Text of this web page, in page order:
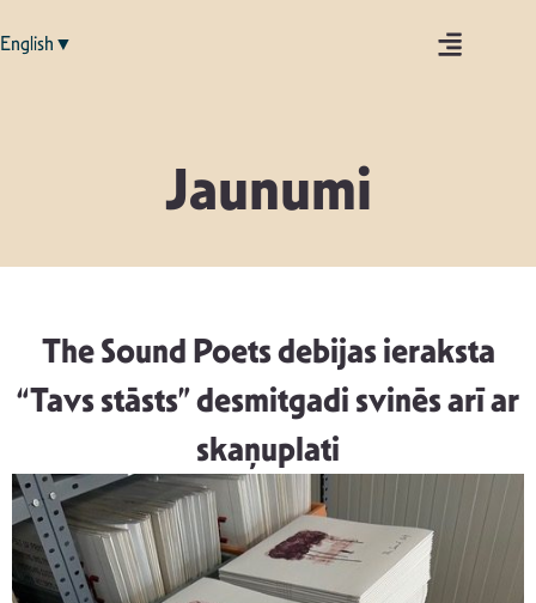
English▼
Jaunumi
The Sound Poets debijas ieraksta
“Tavs stāsts” desmitgadi svinēs arī ar
skaņuplati